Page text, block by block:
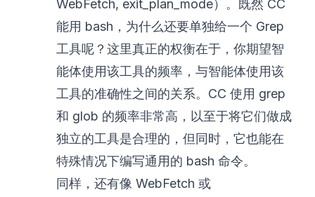
WebFetch, exit_plan_mode）。既然 CC
能用 bash，为什么还要单独给一个 Grep
工具呢？这里真正的权衡在于，你期望智
能体使用该工具的频率，与智能体使用该
工具的准确性之间的关系。CC 使用 grep
和 glob 的频率非常高，以至于将它们做成
独立的工具是合理的，但同时，它也能在
特殊情况下编写通用的 bash 命令。
同样，还有像 WebFetch 或